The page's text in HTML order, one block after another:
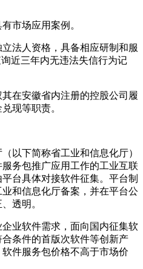
市场应用案例。
法人资格，具备相应研制和服
近三年内无违法失信行为记
在安徽省内注册的控股公司履
现等职责。
以下简称省工业和信息化厅）
务包推广应用工作的工业互联
台具体对接软件征集。平台制
和信息化厅备案，并在平台公
透明。
业软件需求，面向国内征集软
条件的首版次软件等创新产
件服务包价格不高于市场价